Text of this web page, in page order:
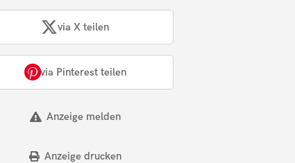
via X teilen
via Pinterest teilen
Anzeige melden
Anzeige drucken